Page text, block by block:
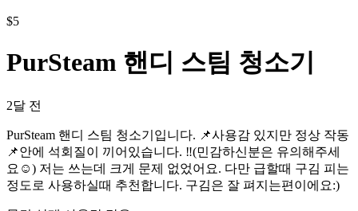
$5
PurSteam 핸디 스팀 청소기
2달 전
PurSteam 핸디 스팀 청소기입니다. 📌사용감 있지만 정상 작동
📌안에 석회질이 끼어있습니다. ‼️(민감하신분은 유의해주세
요☺️) 저는 쓰는데 크게 문제 없었어요. 다만 급할때 구김 피는
정도로 사용하실때 추천합니다. 구김은 잘 펴지는편이에요:)